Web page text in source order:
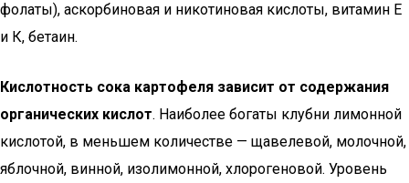
фолаты), аскорбиновая и никотиновая кислоты, витамин Е
и К, бетаин.
Кислотность сока картофеля зависит от содержания
органических кислот. Наиболее богаты клубни лимонной
кислотой, в меньшем количестве — щавелевой, молочной,
яблочной, винной, изолимонной, хлорогеновой. Уровень